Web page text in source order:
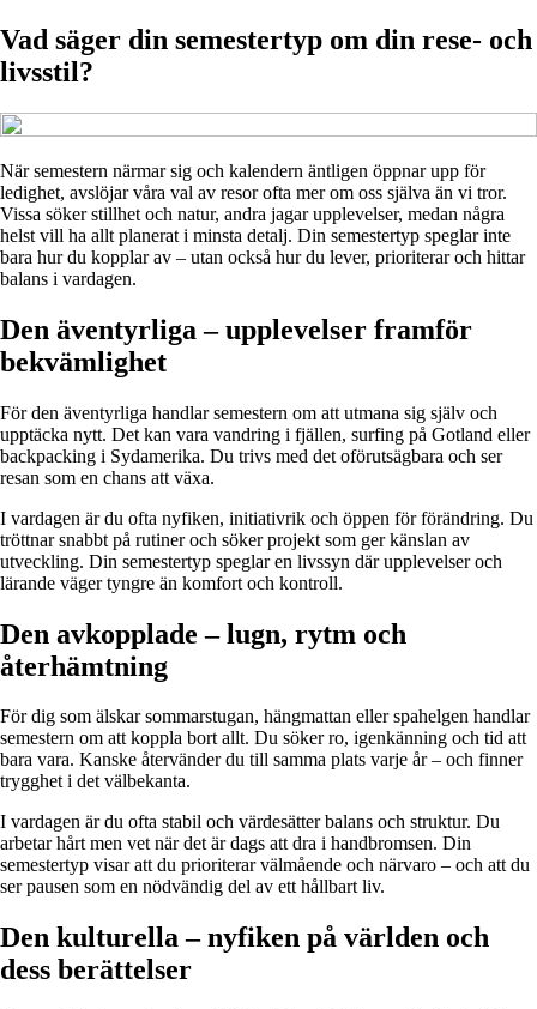
Vad säger din semestertyp om din rese- och
livsstil?
När semestern närmar sig och kalendern äntligen öppnar upp för
ledighet, avslöjar våra val av resor ofta mer om oss själva än vi tror.
Vissa söker stillhet och natur, andra jagar upplevelser, medan några
helst vill ha allt planerat i minsta detalj. Din semestertyp speglar inte
bara hur du kopplar av – utan också hur du lever, prioriterar och hittar
balans i vardagen.
Den äventyrliga – upplevelser framför
bekvämlighet
För den äventyrliga handlar semestern om att utmana sig själv och
upptäcka nytt. Det kan vara vandring i fjällen, surfing på Gotland eller
backpacking i Sydamerika. Du trivs med det oförutsägbara och ser
resan som en chans att växa.
I vardagen är du ofta nyfiken, initiativrik och öppen för förändring. Du
tröttnar snabbt på rutiner och söker projekt som ger känslan av
utveckling. Din semestertyp speglar en livssyn där upplevelser och
lärande väger tyngre än komfort och kontroll.
Den avkopplade – lugn, rytm och
återhämtning
För dig som älskar sommarstugan, hängmattan eller spahelgen handlar
semestern om att koppla bort allt. Du söker ro, igenkänning och tid att
bara vara. Kanske återvänder du till samma plats varje år – och finner
trygghet i det välbekanta.
I vardagen är du ofta stabil och värdesätter balans och struktur. Du
arbetar hårt men vet när det är dags att dra i handbromsen. Din
semestertyp visar att du prioriterar välmående och närvaro – och att du
ser pausen som en nödvändig del av ett hållbart liv.
Den kulturella – nyfiken på världen och
dess berättelser